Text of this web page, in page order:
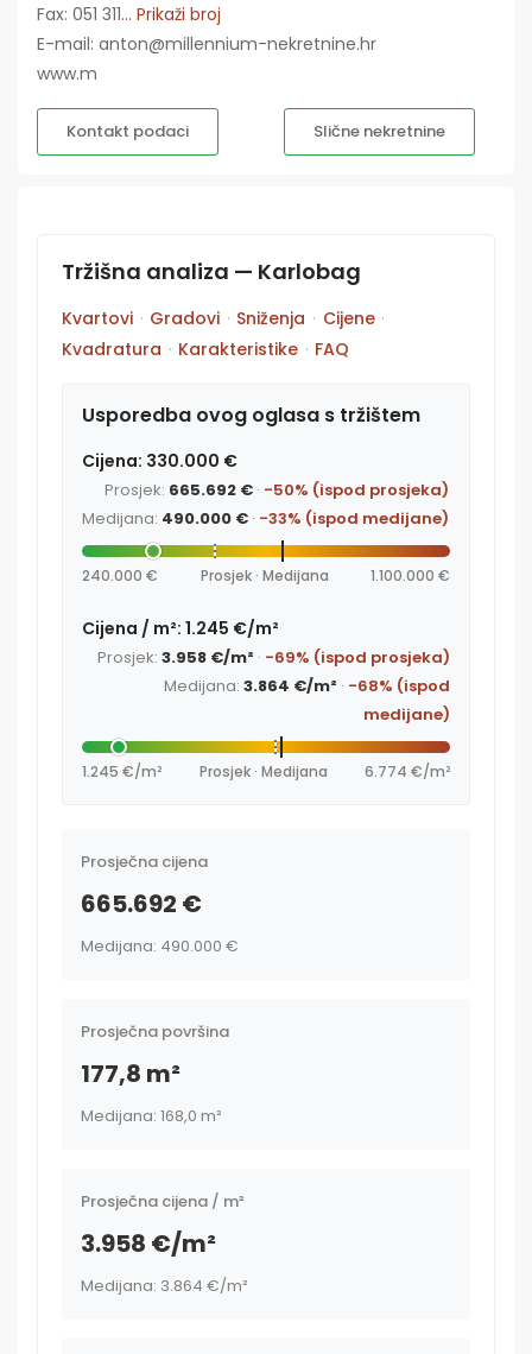
Fax: 051 311... Prikaži broj
E-mail: anton@millennium-nekretnine.hr
www.m
Kontakt podaci Slične nekretnine
Tržišna analiza — Karlobag
Kvartovi · Gradovi · Sniženja · Cijene ·
Kvadratura · Karakteristike · FAQ
Usporedba ovog oglasa s tržištem
Cijena: 330.000 €
Prosjek: 665.692 € · -50% (ispod prosjeka)
Medijana: 490.000 € · -33% (ispod medijane)
240.000 € Prosjek · Medijana 1.100.000 €
Cijena / m²: 1.245 €/m²
Prosjek: 3.958 €/m² · -69% (ispod prosjeka)
Medijana: 3.864 €/m² · -68% (ispod
medijane)
1.245 €/m² Prosjek · Medijana 6.774 €/m²
Prosječna cijena
665.692 €
Medijana: 490.000 €
Prosječna površina
177,8 m²
Medijana: 168,0 m²
Prosječna cijena / m²
3.958 €/m²
Medijana: 3.864 €/m²